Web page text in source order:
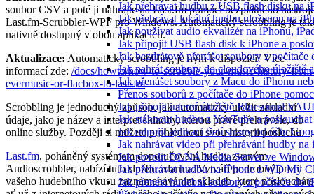
Jak přehrávat hudbu z USB flash disku na
Jak přehrávat lokální hudbu uloženou na
Jak používat audio ekvalizér na iPhonu,
Jak připojit USB flash disk k iPhone a
Jak bezdrátově přenášet soubory z
Jak nahrát soubory do cloudového
Jak přenášet soubory z Macu do iPhonu
Přenos souborů z počítače do iPhone
Jak připojit interní úložiště Bluesound
Jak stáhnout hudbu z YouTube a
Jak odpojit aplikaci třetí strany od účtu
Jak nahrávat video při přehrávání hudby na
Jak povolit DLNA Media Server ve
Jak přehrávat hudbu na iPhone z WD My
Jak přenést hudební soubory z počítače
soubor CSV a poté ji nahrajte na Last.fm pomocí bezplatného
Last.fm-Scrubbler-WPF pro Windows. Automatický scrobbling je
nativně dostupný v obou aplikacích.
Aktualizace: Automatický scrobbling je nyní k dispozici! Více
informací zde: /docs/howto/how-to-scrobble-your-music-history-
evermusic-or-flacbox-to-last-fm
Scrobbling je jednoduchý způsob, jak automaticky uložit základní
údaje, jako je název a interpret skladby, kterou právě přehráváte, do
online služby. Později si můžete prohlédnout svou historii poslechu.
Last.fm, poháněný systémem doporučování hudby zvaným
Audioscrobbler, nabízí tuto službu zdarma. Vytváří podrobný profil
vašeho hudebního vkusu zaznamenáváním skladeb, které